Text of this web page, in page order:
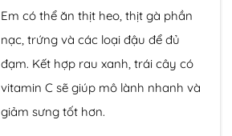
Em có thể ăn thịt heo, thịt gà phần
nạc, trứng và các loại đậu để đủ
đạm. Kết hợp rau xanh, trái cây có
vitamin C sẽ giúp mô lành nhanh và
giảm sưng tốt hơn.